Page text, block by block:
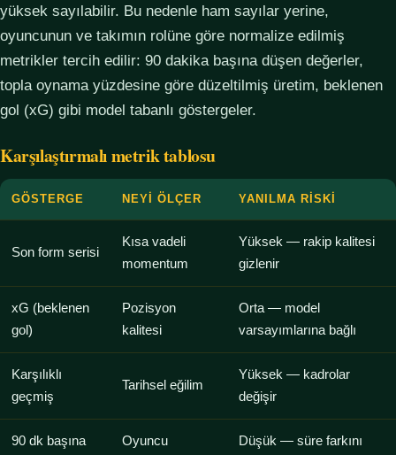
yüksek sayılabilir. Bu nedenle ham sayılar yerine,
oyuncunun ve takımın rolüne göre normalize edilmiş
metrikler tercih edilir: 90 dakika başına düşen değerler,
topla oynama yüzdesine göre düzeltilmiş üretim, beklenen
gol (xG) gibi model tabanlı göstergeler.
Karşılaştırmalı metrik tablosu
GÖSTERGE NEYI ÖLÇER YANILMA RISKI
Son form serisi
Kısa vadeli
momentum
Yüksek — rakip kalitesi
gizlenir
xG (beklenen
gol)
Pozisyon
kalitesi
Orta — model
varsayımlarına bağlı
Karşılıklı
geçmiş
Tarihsel eğilim
Yüksek — kadrolar
değişir
90 dk başına
Oyuncu
Düşük — süre farkını